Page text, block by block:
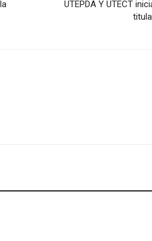
UTEPDA Y UTECT